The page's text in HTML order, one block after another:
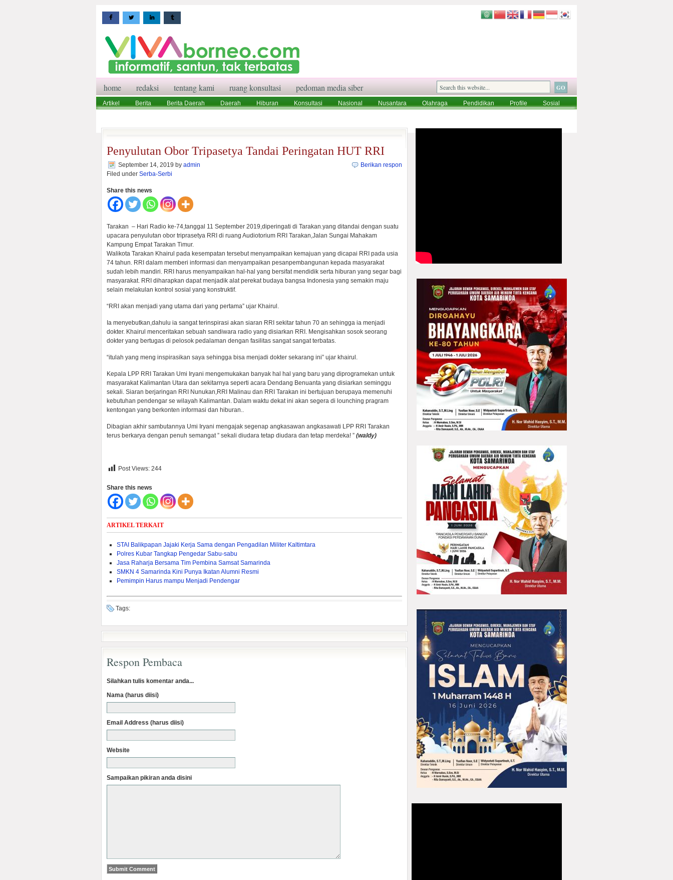
home redaksi tentang kami ruang konsultasi pedoman media siber
Artikel Berita Berita Daerah Daerah Hiburan Konsultasi Nasional Nusantara Olahraga Pendidikan Profile
Sosial
Penyulutan Obor Tripasetya Tandai Peringatan HUT RRI
September 14, 2019 by admin
Filed under Serba-Serbi
Berikan respon
Share this news
Tarakan – Hari Radio ke-74,tanggal 11 September 2019,diperingati di Tarakan.yang ditandai dengan suatu
upacara penyulutan obor triprasetya RRI di ruang Audiotorium RRI Tarakan,Jalan Sungai Mahakam
Kampung Empat Tarakan Timur.
Walikota Tarakan Khairul pada kesempatan tersebut menyampaikan kemajuan yang dicapai RRI pada usia
74 tahun. RRI dalam memberi informasi dan menyampaikan pesanpembangunan kepada masyarakat
sudah lebih mandiri. RRI harus menyampaikan hal-hal yang bersifat mendidik serta hiburan yang segar bagi
masyarakat. RRI diharapkan dapat menjadik alat perekat budaya bangsa Indonesia yang semakin maju
selain melakulan kontrol sosial yang konstruktif.
“RRI akan menjadi yang utama dari yang pertama” ujar Khairul.
Ia menyebutkan,dahulu ia sangat terinspirasi akan siaran RRI sekitar tahun 70 an sehingga ia menjadi
dokter. Khairul menceritakan sebuah sandiwara radio yang disiarkan RRI. Mengisahkan sosok seorang
dokter yang bertugas di pelosok pedalaman dengan fasilitas sangat sangat terbatas.
“itulah yang meng inspirasikan saya sehingga bisa menjadi dokter sekarang ini” ujar khairul.
Kepala LPP RRI Tarakan Umi Iryani mengemukakan banyak hal hal yang baru yang diprogramekan untuk
masyarakat Kalimantan Utara dan sekitarnya seperti acara Dendang Benuanta yang disiarkan seminggu
sekali. Siaran berjaringan RRI Nunukan,RRI Malinau dan RRI Tarakan ini bertujuan berupaya memenuhi
kebutuhan pendengar se wilayah Kalimantan. Dalam waktu dekat ini akan segera di lounching pragram
kentongan yang berkonten informasi dan hiburan..
Dibagian akhir sambutannya Umi Iryani mengajak segenap angkasawan angkasawati LPP RRI Tarakan
terus berkarya dengan penuh semangat ” sekali diudara tetap diudara dan tetap merdeka! ” (waldy)
Post Views: 244
Share this news
ARTIKEL TERKAIT
STAI Balikpapan Jajaki Kerja Sama dengan Pengadilan Militer Kaltimtara
Polres Kubar Tangkap Pengedar Sabu-sabu
Jasa Raharja Bersama Tim Pembina Samsat Samarinda
SMKN 4 Samarinda Kini Punya Ikatan Alumni Resmi
Pemimpin Harus mampu Menjadi Pendengar
Tags:
Respon Pembaca
Silahkan tulis komentar anda...
Nama (harus diisi)
Email Address (harus diisi)
Website
Sampaikan pikiran anda disini